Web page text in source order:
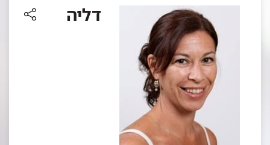
תפריט
דליה